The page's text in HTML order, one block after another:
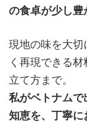
の食卓が少し豊
現地の味を大切
く再現できる
立て方まで。
私がベトナム
知恵を、丁寧に